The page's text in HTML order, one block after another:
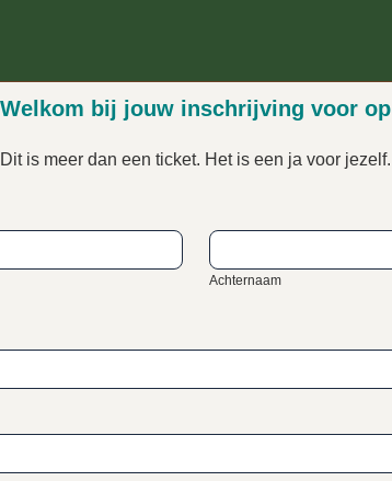
Welkom bij jouw inschrijving voor op
Dit is meer dan een ticket. Het is een ja voor jezelf.
Achternaam
Achternaam